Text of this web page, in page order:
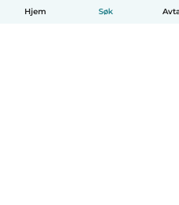
Hjem Søk